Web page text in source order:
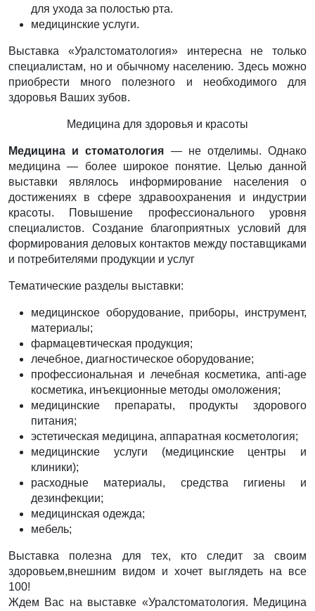
для ухода за полостью рта.
медицинские услуги.
Выставка «Уралстоматология» интересна не только
специалистам, но и обычному населению. Здесь можно
приобрести много полезного и необходимого для
здоровья Ваших зубов.
Медицина для здоровья и красоты
Медицина и стоматология — не отделимы. Однако
медицина — более широкое понятие. Целью данной
выставки являлось информирование населения о
достижениях в сфере здравоохранения и индустрии
красоты. Повышение профессионального уровня
специалистов. Создание благоприятных условий для
формирования деловых контактов между поставщиками
и потребителями продукции и услуг
Тематические разделы выставки:
медицинское оборудование, приборы, инструмент,
материалы;
фармацевтическая продукция;
лечебное, диагностическое оборудование;
профессиональная и лечебная косметика, anti-age
косметика, инъекционные методы омоложения;
медицинские препараты, продукты здорового
питания;
эстетическая медицина, аппаратная косметология;
медицинские услуги (медицинские центры и
клиники);
расходные материалы, средства гигиены и
дезинфекции;
медицинская одежда;
мебель;
Выставка полезна для тех, кто следит за своим
здоровьем,внешним видом и хочет выглядеть на все
100!
Ждем Вас на выставке «Уралстоматология. Медицина